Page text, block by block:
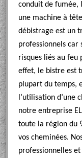
conduit de fumée,
une machine à
débistrage est un
professionnels car
risques liés au feu
effet, le bistre est
plupart du temps,
l’utilisation d’une
notre entreprise
toute la région du
vos cheminées.
professionnelles